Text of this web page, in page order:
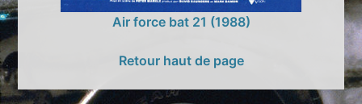
Air force bat 21 (1988)
Retour haut de page